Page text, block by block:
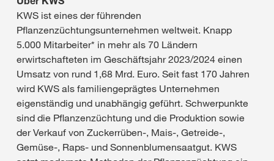
KWS ist eines der führenden
Pflanzenzüchtungsunternehmen weltweit. Knapp
5.000 Mitarbeiter* in mehr als 70 Ländern
erwirtschafteten im Geschäftsjahr 2023/2024 einen
Umsatz von rund 1,68 Mrd. Euro. Seit fast 170 Jahren
wird KWS als familiengeprägtes Unternehmen
eigenständig und unabhängig geführt. Schwerpunkte
sind die Pflanzenzüchtung und die Produktion sowie
der Verkauf von Zuckerrüben-, Mais-, Getreide-,
Gemüse-, Raps- und Sonnenblumensaatgut. KWS